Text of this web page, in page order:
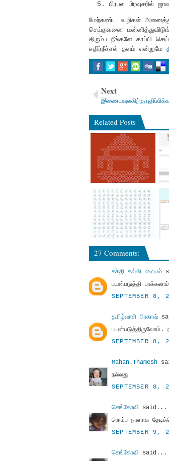
பிரபல பிரவுசரில்
மேற்கண்ட வழிகள் அனைத்தும்
செய்தவனை
திரும்ப நீங்களே காப்பி
எதிர்நீச்சல் தளம் என்றுமே
Next
இணையவுலகிற்கு
Related Posts
27 Comments:
சக்தி கல்வி மையம்
பயன்படுத்தி
SEPTEMBER 8,
தமிழ்வாசி பிரகாஷ்
பயன்படுத்திருவோம்.
SEPTEMBER 8,
Mahan.Thamesh
நல்லது
SEPTEMBER 8,
செங்கோவி said...
ரொம்ப நாளாக
SEPTEMBER 9,
செங்கோவி said...